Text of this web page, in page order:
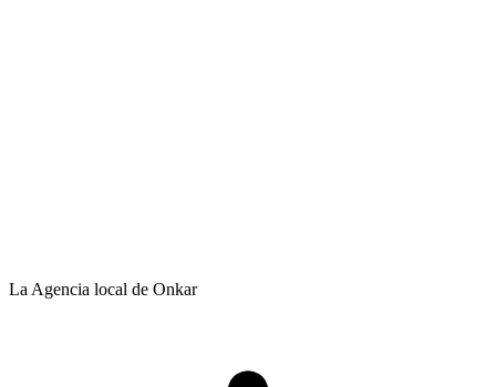
La Agencia local de Onkar